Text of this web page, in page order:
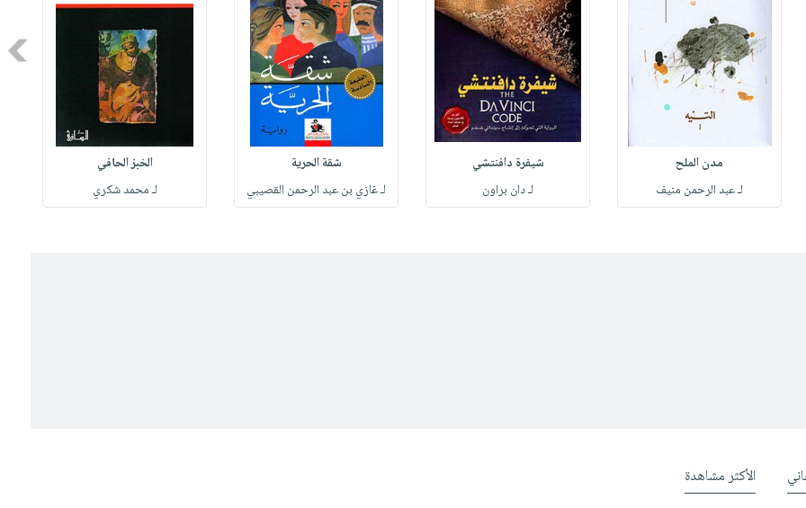
مدن الملح
لـ عبد الرحمن منيف
شيفرة دافنتشي
لـ دان براون
شقة الحرية
لـ غازي بن عبد الرحمن القصيبي
الخبز الحافي
لـ محمد شكري
الأكثر مشاهدة